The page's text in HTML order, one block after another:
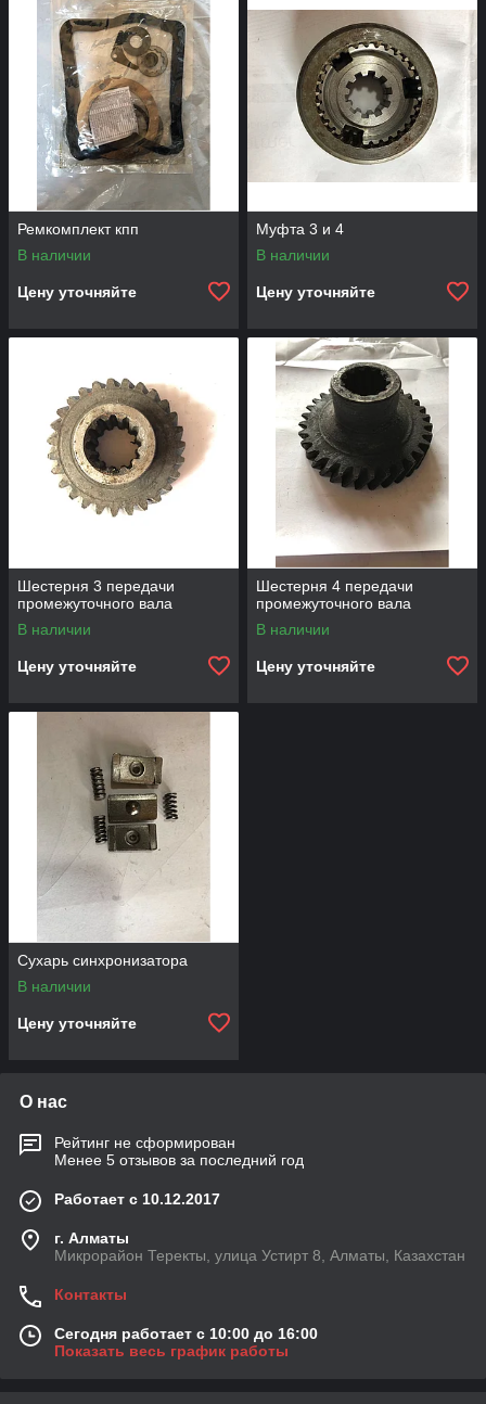
Ремкомплект кпп
В наличии
Цену уточняйте
Муфта 3 и 4
В наличии
Цену уточняйте
Шестерня 3 передачи
промежуточного вала
В наличии
Цену уточняйте
Шестерня 4 передачи
промежуточного вала
В наличии
Цену уточняйте
Сухарь синхронизатора
В наличии
Цену уточняйте
О нас
Рейтинг не сформирован
Менее 5 отзывов за последний год
Работает с 10.12.2017
г. Алматы
Микрорайон Теректы, улица Устирт 8, Алматы, Казахстан
Контакты
Сегодня работает с 10:00 до 16:00
Показать весь график работы